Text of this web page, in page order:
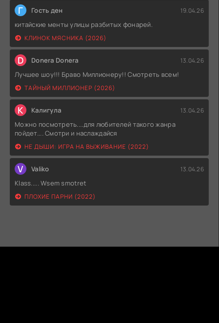
Г Гость ден 19.04.26
китайские менты улицы разбитых фонарей.
КЛИНОК МЯСНИКА (2026)
D Donera Donera 13.04.26
Лучшее шоу!!! Браво Миллионеру!! Смотреть всем!
ТАЙНЫЙ МИЛЛИОНЕР (2026)
К Калигула 13.04.26
Можно посмотреть....для любителей такого жанра
пойдет.... Смотри и наслаждайся
НЕ ДЫШИ: ИГРА НА ВЫЖИВАНИЕ (2022)
V Valiko 13.04.26
Klass..... Wsem smotret
ПЛОХИЕ ПАРНИ (2022)